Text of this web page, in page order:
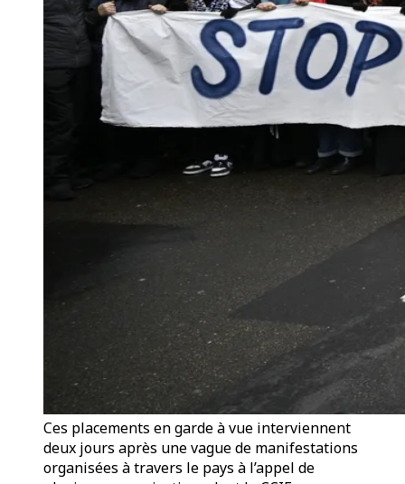
Ces placements en garde à vue interviennent
deux jours après une vague de manifestations
organisées à travers le pays à l’appel de